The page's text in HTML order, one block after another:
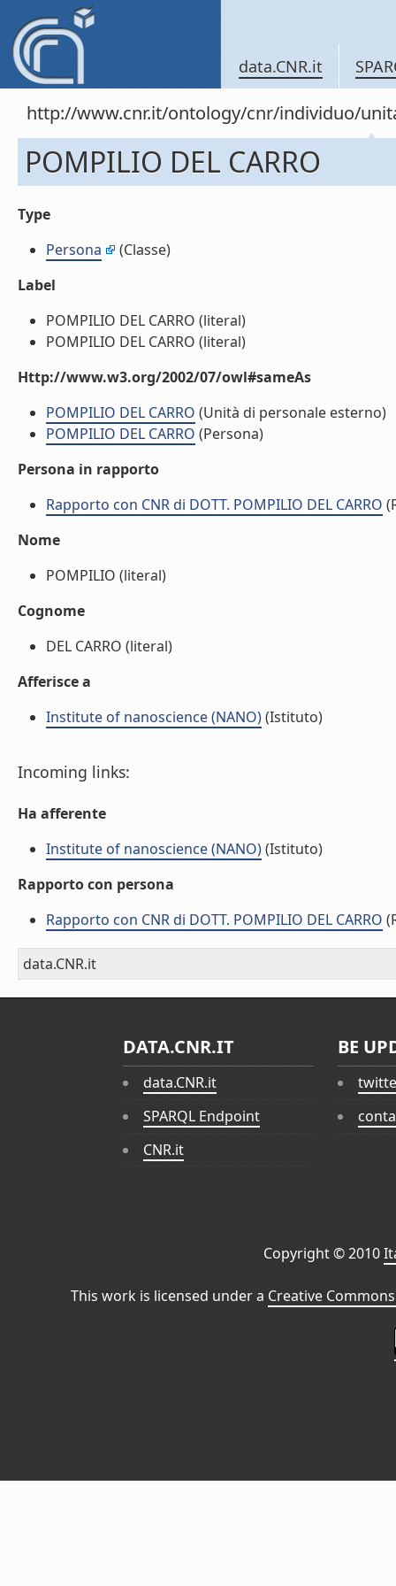
data.CNR.it
http://www.cnr.it/ontology/cnr/individuo/
POMPILIO DEL CARRO
Type
Persona
(Classe)
Label
POMPILIO DEL CARRO (literal)
POMPILIO DEL CARRO (literal)
Http://www.w3.org/2002/07/owl#sameAs
POMPILIO DEL CARRO (Unità di personale esterno)
POMPILIO DEL CARRO (Persona)
Persona in rapporto
Rapporto con CNR di DOTT. POMPILIO DEL CARRO
Nome
POMPILIO (literal)
Cognome
DEL CARRO (literal)
Afferisce a
Institute of nanoscience (NANO)(Istituto)
Incoming links:
Ha afferente
Institute of nanoscience (NANO)(Istituto)
Rapporto con persona
Rapporto con CNR di DOTT. POMPILIO DEL CARRO
data.CNR.it
DATA.CNR.IT
data.CNR.it
SPARQL Endpoint
CNR.it
BE
Copyright © 2010
This work is licensed under a Creative